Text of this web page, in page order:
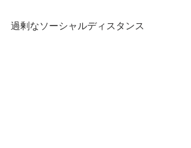
過剰なソーシャルディスタンス